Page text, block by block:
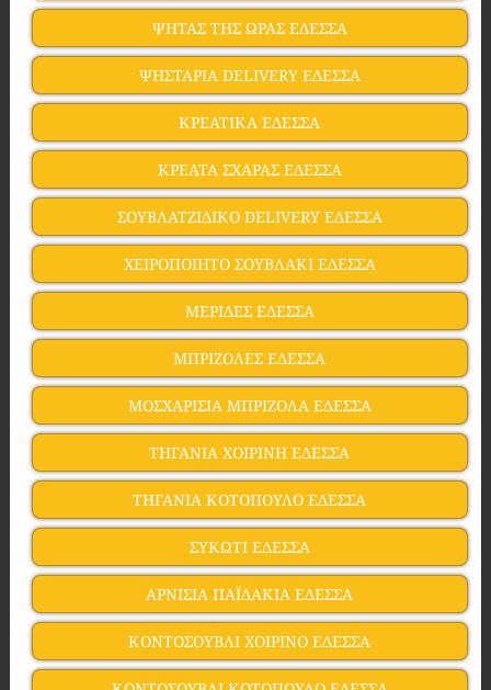
ΨΗΤΑΣ ΤΗΣ ΩΡΑΣ ΕΔΕΣΣΑ
ΨΗΣΤΑΡΙΑ DELIVERY ΕΔΕΣΣΑ
ΚΡΕΑΤΙΚΑ ΕΔΕΣΣΑ
ΚΡΕΑΤΑ ΣΧΑΡΑΣ ΕΔΕΣΣΑ
ΣΟΥΒΛΑΤΖΙΔΙΚΟ DELIVERY ΕΔΕΣΣΑ
ΧΕΙΡΟΠΟΙΗΤΟ ΣΟΥΒΛΑΚΙ ΕΔΕΣΣΑ
ΜΕΡΙΔΕΣ ΕΔΕΣΣΑ
ΜΠΡΙΖΟΛΕΣ ΕΔΕΣΣΑ
ΜΟΣΧΑΡΙΣΙΑ ΜΠΡΙΖΟΛΑ ΕΔΕΣΣΑ
ΤΗΓΑΝΙΑ ΧΟΙΡΙΝΗ ΕΔΕΣΣΑ
ΤΗΓΑΝΙΑ ΚΟΤΟΠΟΥΛΟ ΕΔΕΣΣΑ
ΣΥΚΩΤΙ ΕΔΕΣΣΑ
ΑΡΝΙΣΙΑ ΠΑΪΔΑΚΙΑ ΕΔΕΣΣΑ
ΚΟΝΤΟΣΟΥΒΛΙ ΧΟΙΡΙΝΟ ΕΔΕΣΣΑ